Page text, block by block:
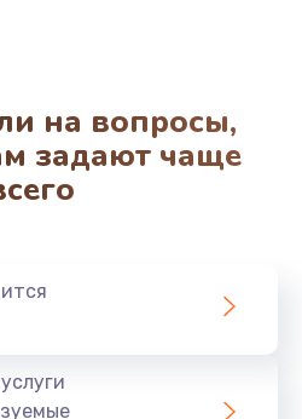
на вопросы,
задают чаще